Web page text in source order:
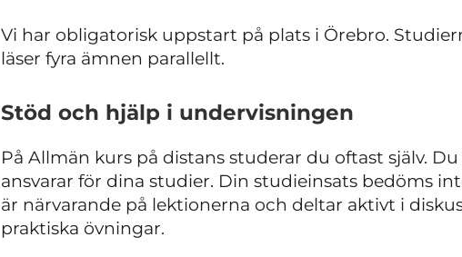
Vi har obligatorisk uppstart på plats i Örebro.
läser fyra ämnen parallellt.
Stöd och hjälp i undervisningen
På Allmän kurs på distans studerar du oftast själv.
ansvarar för dina studier. Din studieinsats bedöms
är närvarande på lektionerna och deltar aktivt i
praktiska övningar.